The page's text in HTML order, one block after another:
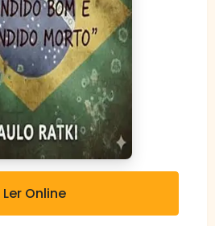
Ler Online